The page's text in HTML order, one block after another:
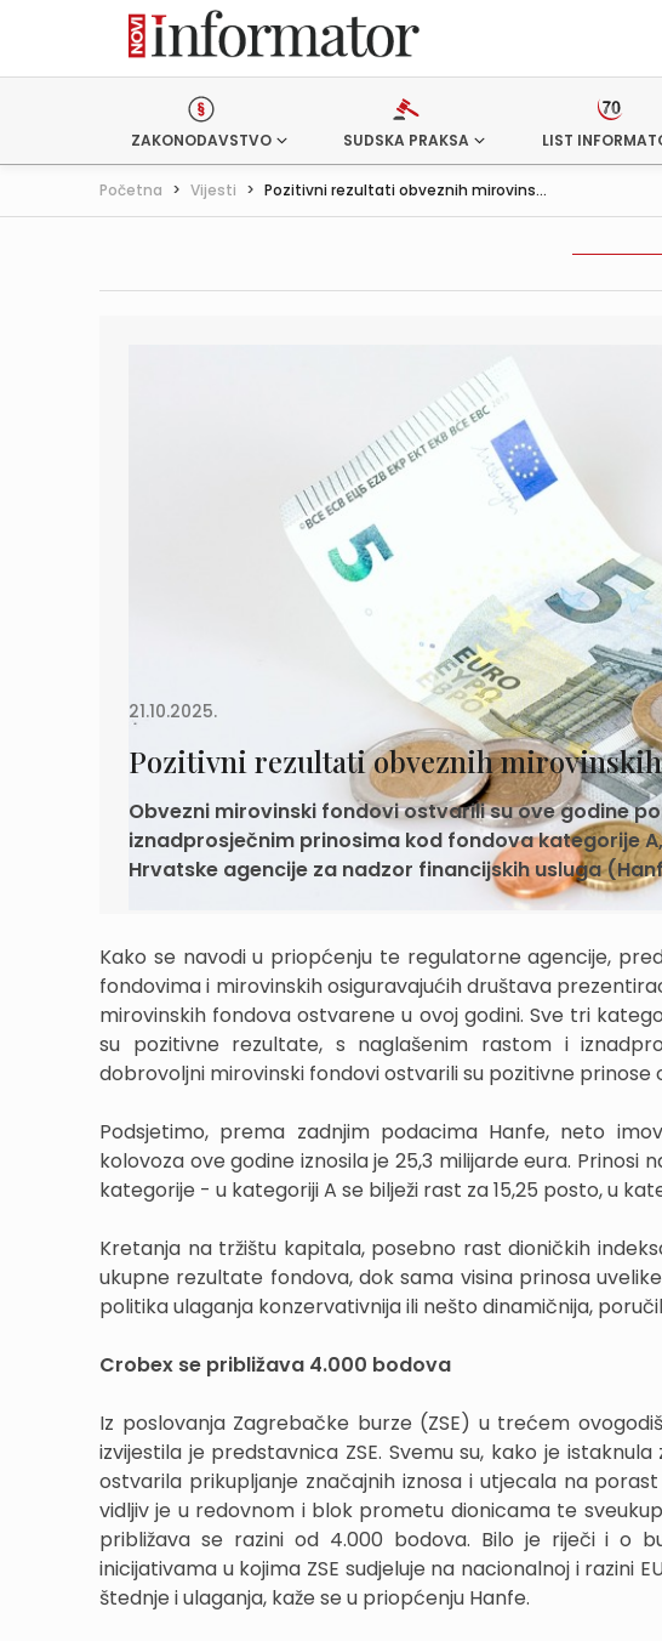
ZAKONODAVSTVO SUDSKA PRAKSA LIST
Početna > Vijesti > Pozitivni rezultati obveznih mirovins...
21.10.2025.
Pozitivni rezultati obveznih
Obvezni mirovinski fondovi ostvarili su ove godine
iznadprosječnim prinosima kod fondova kategorije
Hrvatske agencije za nadzor financijskih usluga
Kako se navodi u priopćenju te regulatorne agencije,
fondovima i mirovinskih osiguravajućih društava
mirovinskih fondova ostvarene u ovoj godini. Sve tri
su pozitivne rezultate, s naglašenim rastom i
dobrovoljni mirovinski fondovi ostvarili su pozitivne prinose
Podsjetimo, prema zadnjim podacima Hanfe, neto
kolovoza ove godine iznosila je 25,3 milijarde eura. Prinosi
kategorije - u kategoriji A se bilježi rast za 15,25 posto, u
Kretanja na tržištu kapitala, posebno rast dioničkih
ukupne rezultate fondova, dok sama visina prinosa
politika ulaganja konzervativnija ili nešto dinamičnija,
Crobex se približava 4.000 bodova
Iz poslovanja Zagrebačke burze (ZSE) u trećem
izvijestila je predstavnica ZSE. Svemu su, kako je
ostvarila prikupljanje značajnih iznosa i utjecala na
vidljiv je u redovnom i blok prometu dionicama te
približava se razini od 4.000 bodova. Bilo je riječi i o
inicijativama u kojima ZSE sudjeluje na nacionalnoj i razini
štednje i ulaganja, kaže se u priopćenju Hanfe.